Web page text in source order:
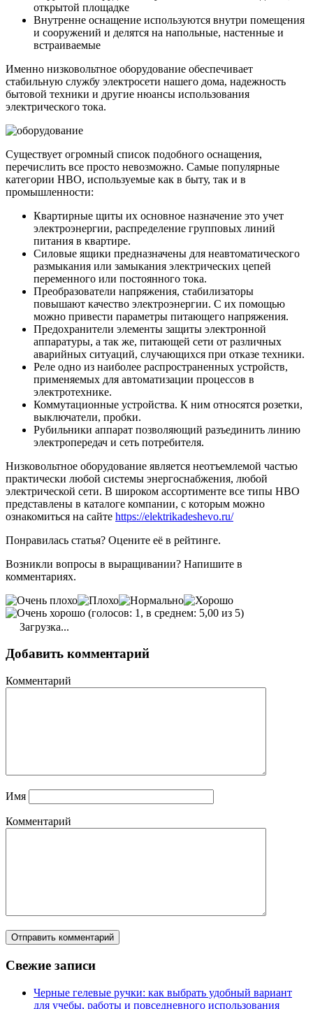
открытой площадке
Внутренне оснащение используются внутри помещения
и сооружений и делятся на напольные, настенные и
встраиваемые
Именно низковольтное оборудование обеспечивает
стабильную службу электросети нашего дома, надежность
бытовой техники и другие нюансы использования
электрического тока.
Существует огромный список подобного оснащения,
перечислить все просто невозможно. Самые популярные
категории НВО, используемые как в быту, так и в
промышленности:
Квартирные щиты их основное назначение это учет
электроэнергии, распределение групповых линий
питания в квартире.
Силовые ящики предназначены для неавтоматического
размыкания или замыкания электрических цепей
переменного или постоянного тока.
Преобразователи напряжения, стабилизаторы
повышают качество электроэнергии. С их помощью
можно привести параметры питающего напряжения.
Предохранители элементы защиты электронной
аппаратуры, а так же, питающей сети от различных
аварийных ситуаций, случающихся при отказе техники.
Реле одно из наиболее распространенных устройств,
применяемых для автоматизации процессов в
электротехнике.
Коммутационные устройства. К ним относятся розетки,
выключатели, пробки.
Рубильники аппарат позволяющий разъединить линию
электропередач и сеть потребителя.
Низковольтное оборудование является неотъемлемой частью
практически любой системы энергоснабжения, любой
электрической сети. В широком ассортименте все типы НВО
представлены в каталоге компании, с которым можно
ознакомиться на сайте https://elektrikadeshevo.ru/
Понравилась статья? Оцените её в рейтинге.
Возникли вопросы в выращивании? Напишите в
комментариях.
(голосов: 1, в среднем: 5,00 из 5)
Загрузка...
Добавить комментарий
Комментарий
Имя
Комментарий
Свежие записи
Черные гелевые ручки: как выбрать удобный вариант
для учебы, работы и повседневного использования